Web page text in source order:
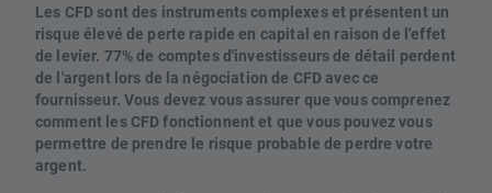
Les CFD sont des instruments complexes et présentent un
risque élevé de perte rapide en capital en raison de l'effet
de levier. 77% de comptes d'investisseurs de détail perdent
de l'argent lors de la négociation de CFD avec ce
fournisseur. Vous devez vous assurer que vous comprenez
comment les CFD fonctionnent et que vous pouvez vous
permettre de prendre le risque probable de perdre votre
argent.